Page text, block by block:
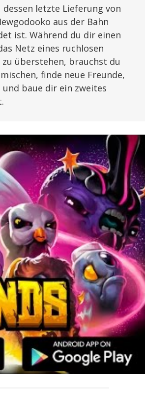
letzte Lieferung von
aus der Bahn
ist. Während du dir einen
Netz eines ruchlosen
überstehen, brauchst du
finde neue Freunde,
baue dir ein zweites